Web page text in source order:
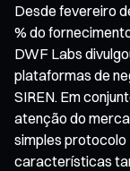
Desde fevereiro
% do
DWF Labs
plataformas de
SIREN. Em
atenção do
simples protocolo
características